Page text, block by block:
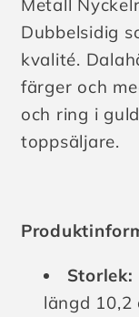
Metall
Dubbelsidig
kvalité.
färger och
och ring i
toppsäljare.
Storlek:
längd 10,2